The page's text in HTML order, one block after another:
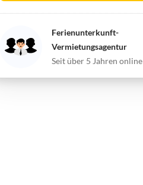
Ferienunterkunft-
Vermietungsagentur
Seit über 5 Jahren online